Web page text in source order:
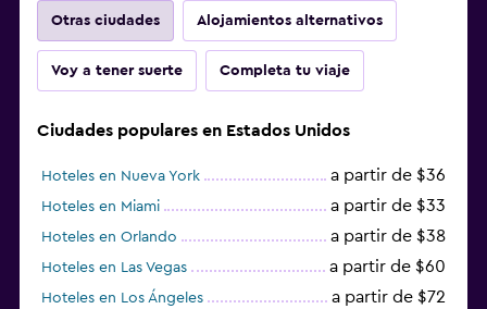
Otras ciudades Alojamientos alternativos
Voy a tener suerte Completa tu viaje
Ciudades populares en Estados Unidos
Hoteles en Nueva York a partir de $36
Hoteles en Miami a partir de $33
Hoteles en Orlando a partir de $38
Hoteles en Las Vegas a partir de $60
Hoteles en Los Ángeles a partir de $72